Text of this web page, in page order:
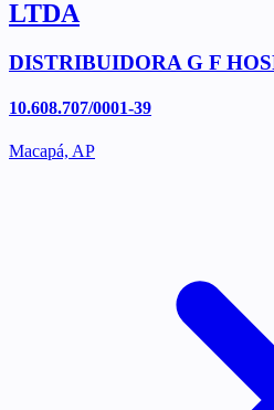
LTDA
DISTRIBUIDORA G F
10.608.707/0001-39
Macapá, AP